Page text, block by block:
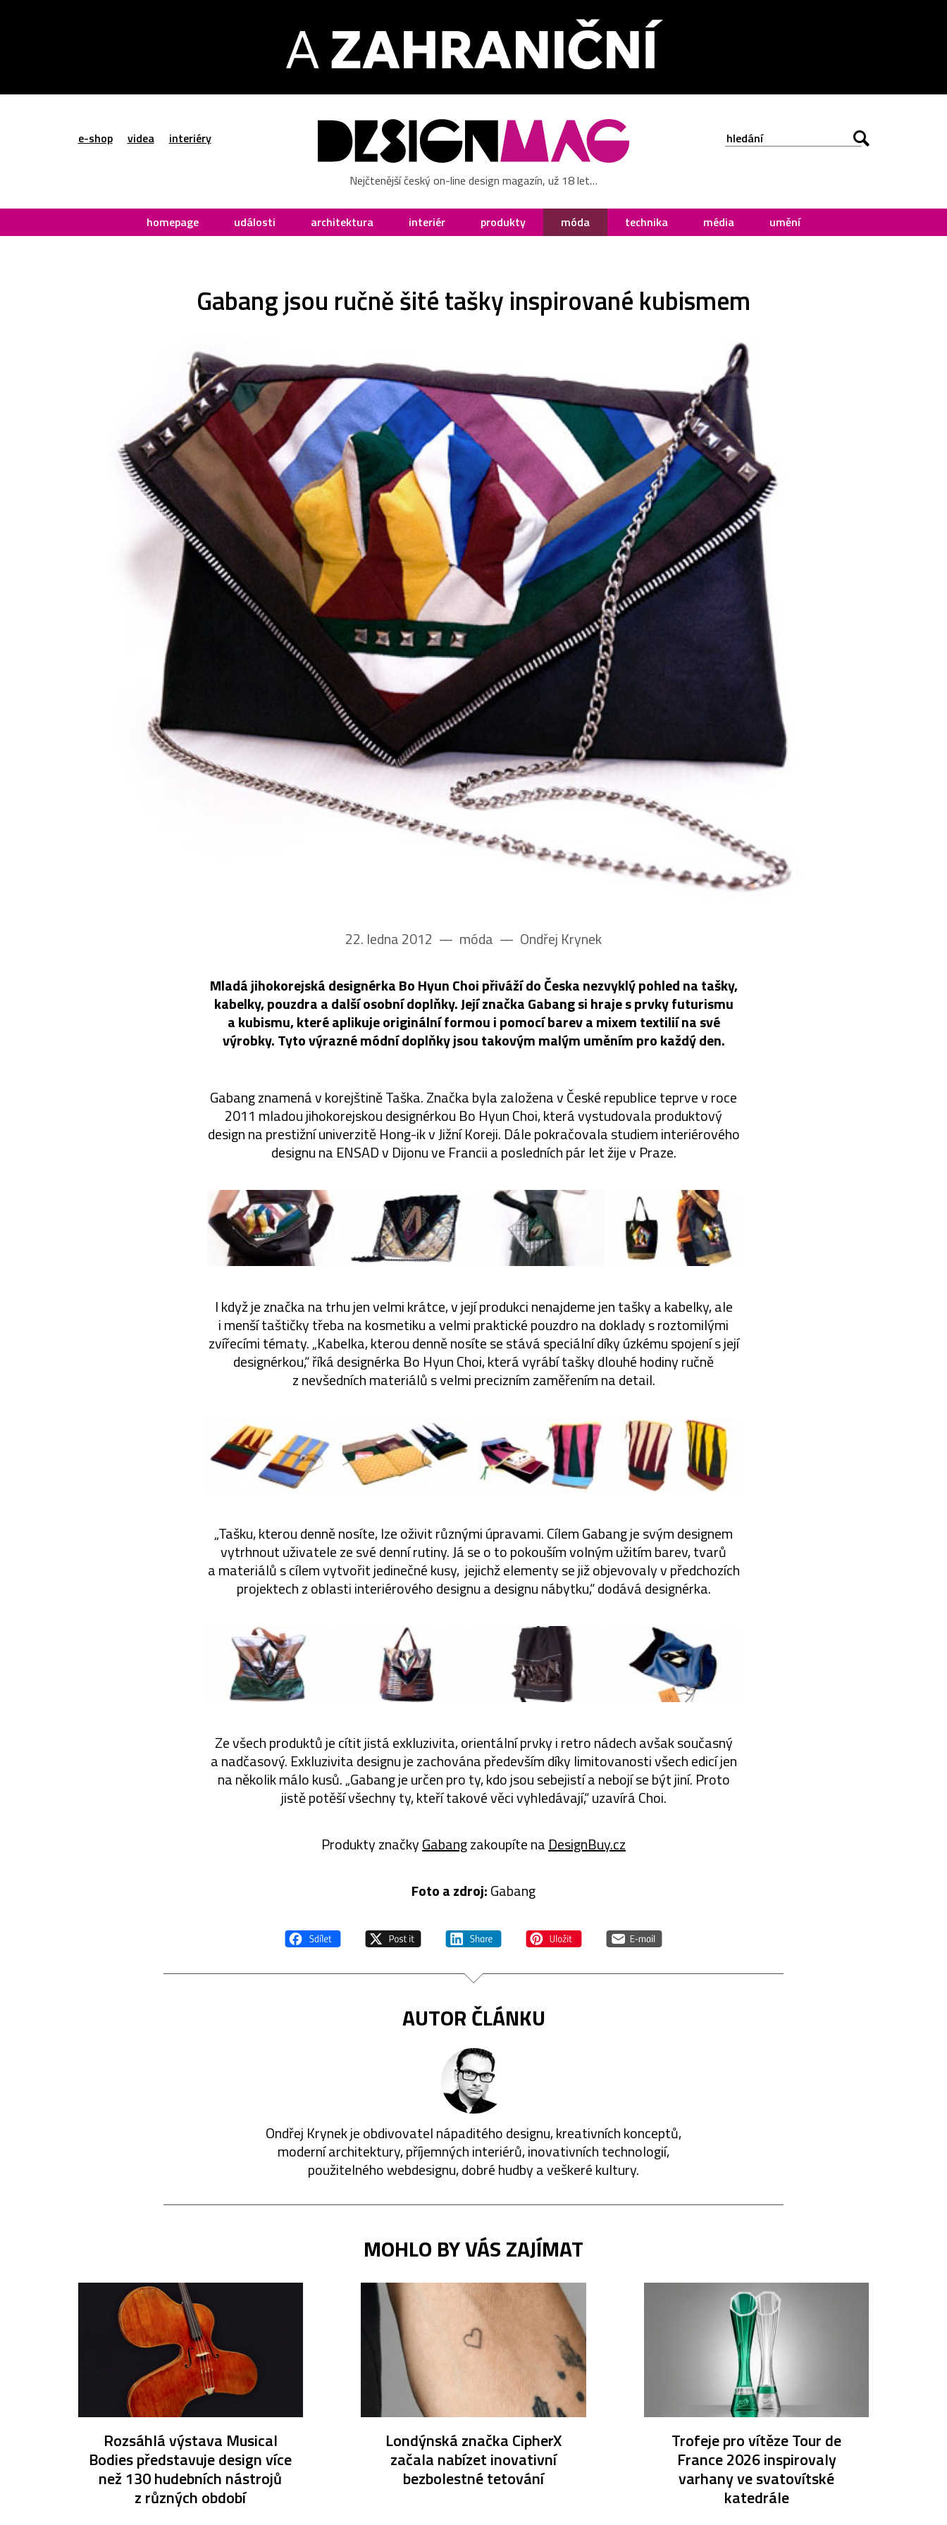
e-shop videa interiéry
Nejčtenější český on-line design magazín, už 18 let…
homepage události architektura interiér produkty móda technika média umění
Gabang jsou ručně šité tašky inspirované kubismem
22. ledna 2012 –– móda –– Ondřej Krynek
Mladá jihokorejská designérka Bo Hyun Choi přiváží do Česka nezvyklý pohled na tašky,
kabelky, pouzdra a další osobní doplňky. Její značka Gabang si hraje s prvky futurismu
a kubismu, které aplikuje originální formou i pomocí barev a mixem textilií na své
výrobky. Tyto výrazné módní doplňky jsou takovým malým uměním pro každý den.
Gabang znamená v korejštině Taška. Značka byla založena v České republice teprve v roce
2011 mladou jihokorejskou designérkou Bo Hyun Choi, která vystudovala produktový
design na prestižní univerzitě Hong-ik v Jižní Koreji. Dále pokračovala studiem interiérového
designu na ENSAD v Dijonu ve Francii a posledních pár let žije v Praze.
I když je značka na trhu jen velmi krátce, v její produkci nenajdeme jen tašky a kabelky, ale
i menší taštičky třeba na kosmetiku a velmi praktické pouzdro na doklady s roztomilými
zvířecími tématy. „Kabelka, kterou denně nosíte se stává speciální díky úzkému spojení s její
designérkou,“ říká designérka Bo Hyun Choi, která vyrábí tašky dlouhé hodiny ručně
z nevšedních materiálů s velmi precizním zaměřením na detail.
„Tašku, kterou denně nosíte, lze oživit různými úpravami. Cílem Gabang je svým designem
vytrhnout uživatele ze své denní rutiny. Já se o to pokouším volným užitím barev, tvarů
a materiálů s cílem vytvořit jedinečné kusy, jejichž elementy se již objevovaly v předchozích
projektech z oblasti interiérového designu a designu nábytku,“ dodává designérka.
Ze všech produktů je cítit jistá exkluzivita, orientální prvky i retro nádech avšak současný
a nadčasový. Exkluzivita designu je zachována především díky limitovanosti všech edicí jen
na několik málo kusů. „Gabang je určen pro ty, kdo jsou sebejistí a nebojí se být jiní. Proto
jistě potěší všechny ty, kteří takové věci vyhledávají,“ uzavírá Choi.
Produkty značkyGabangzakoupíte na DesignBuy.cz
Foto a zdroj:Gabang
AUTOR ČLÁNKU
Ondřej Krynek je obdivovatel nápaditého designu, kreativních konceptů,
moderní architektury, příjemných interiérů, inovativních technologií,
použitelného webdesignu, dobré hudby a veškeré kultury.
MOHLO BY VÁS ZAJÍMAT
Rozsáhlá výstava Musical
Bodies představuje design více
než 130 hudebních nástrojů
z různých období
Londýnská značka CipherX
začala nabízet inovativní
bezbolestné tetování
Trofeje pro vítěze Tour de
France 2026 inspirovaly
varhany ve svatovítské
katedrále